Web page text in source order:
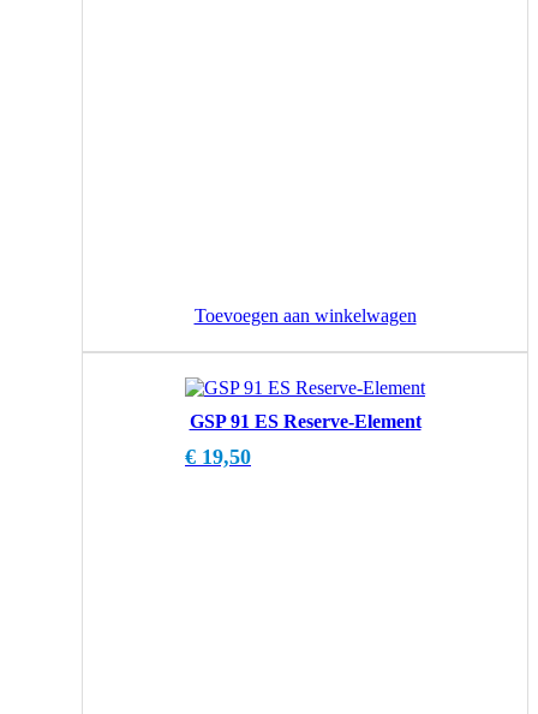
Toevoegen aan winkelwagen
GSP 91 ES Reserve-Element
€ 19,50